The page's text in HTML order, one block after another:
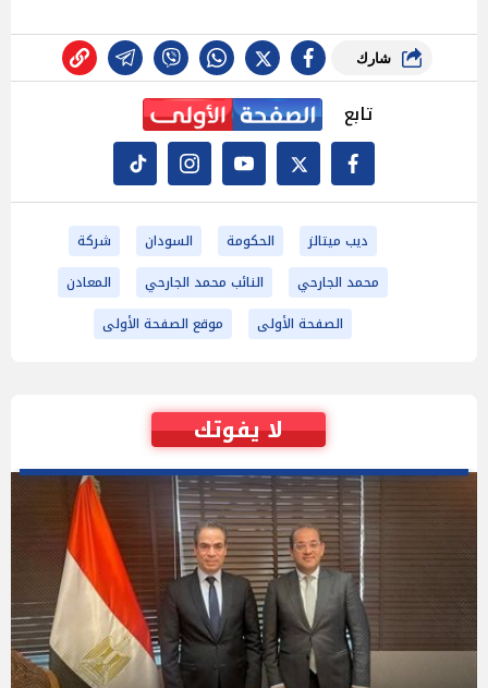
شارك
تابع
ديب ميتالز الحكومة السودان
شركة
محمد الجارحي
النائب محمد الجارحي
المعادن
الصفحة الأولى
موقع الصفحة الأولى
لا يفوتك